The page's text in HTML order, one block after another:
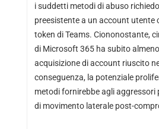
i suddetti metodi di abuso
preesistente a un account utente
token di Teams. Ciononostante,
di Microsoft 365 ha subito
acquisizione di account riuscito
conseguenza, la potenziale
metodi fornirebbe agli
di movimento laterale post-